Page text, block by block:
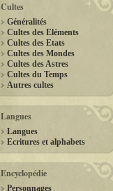
Cultes
Généralités
Cultes des Eléments
Cultes des Etats
Cultes des Mondes
Cultes des Astres
Cultes du Temps
Autres cultes
Langues
Langues
Ecritures et alphabets
Encyclopédie
Personnages